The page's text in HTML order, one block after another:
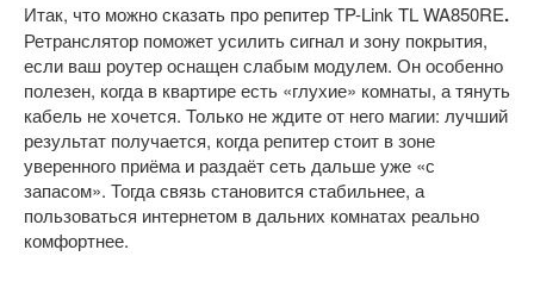
Итак, что можно сказать про репитер TP-Link TL WA850RE.
Ретранслятор поможет усилить сигнал и зону покрытия,
если ваш роутер оснащен слабым модулем. Он особенно
полезен, когда в квартире есть «глухие» комнаты, а тянуть
кабель не хочется. Только не ждите от него магии: лучший
результат получается, когда репитер стоит в зоне
уверенного приёма и раздаёт сеть дальше уже «с
запасом». Тогда связь становится стабильнее, а
пользоваться интернетом в дальних комнатах реально
комфортнее.